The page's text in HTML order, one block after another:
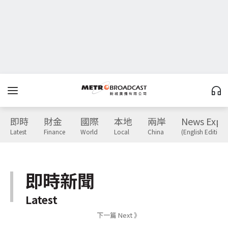
即時
Latest
財金
Finance
國際
World
本地
Local
兩岸
China
News
(English Edition)
即時新聞
Latest
下一篇 Next 》